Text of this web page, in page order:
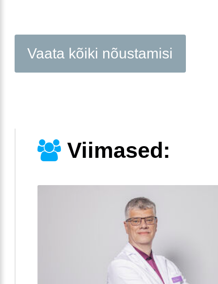
Vaata kõiki nõustamisi
Viimased: